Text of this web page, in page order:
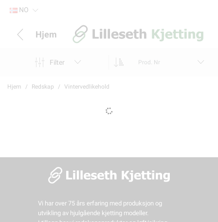
NO
Hjem
Filter Prod. Nr
Hjem Redskap Vintervedlikehold
Vi har over 75 års erfaring med produksjon og
utvikling av hjulgående kjetting modeller.